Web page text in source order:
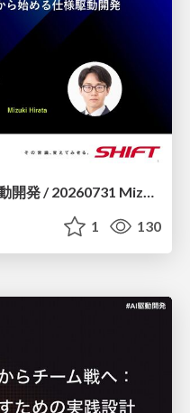
Issue設計から始める仕様駆動開発 / 20260731 Mizuki Hirata
1 130